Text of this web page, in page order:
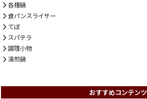
各種鍋
食パンスライサー
てぼ
スパテラ
調理小物
湯煎鍋
おすすめコンテンツ